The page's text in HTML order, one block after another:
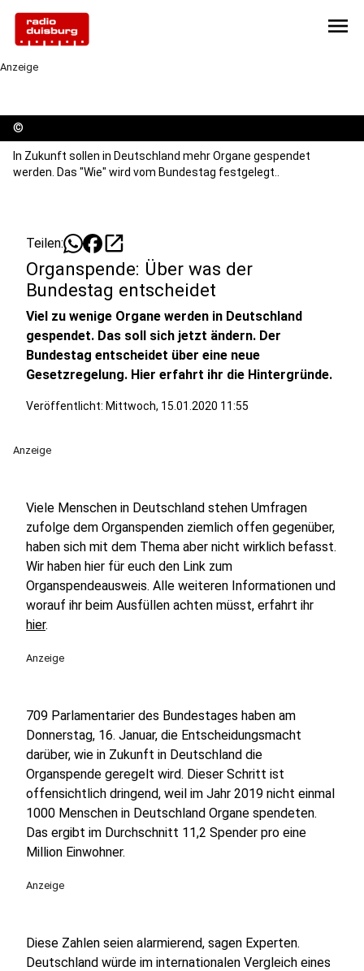
menu
Anzeige
©
In Zukunft sollen in Deutschland mehr Organe gespendet
werden. Das "Wie" wird vom Bundestag festgelegt..
Teilen: open_in_new
Organspende: Über was der
Bundestag entscheidet
Viel zu wenige Organe werden in Deutschland
gespendet. Das soll sich jetzt ändern. Der
Bundestag entscheidet über eine neue
Gesetzregelung. Hier erfahrt ihr die Hintergründe.
Veröffentlicht: Mittwoch, 15.01.2020 11:55
Anzeige
Viele Menschen in Deutschland stehen Umfragen
zufolge dem Organspenden ziemlich offen gegenüber,
haben sich mit dem Thema aber nicht wirklich befasst.
Wir haben hier für euch den Link zum
Organspendeausweis. Alle weiteren Informationen und
worauf ihr beim Ausfüllen achten müsst, erfahrt ihr
hier.
Anzeige
709 Parlamentarier des Bundestages haben am
Donnerstag, 16. Januar, die Entscheidungsmacht
darüber, wie in Zukunft in Deutschland die
Organspende geregelt wird. Dieser Schritt ist
offensichtlich dringend, weil im Jahr 2019 nicht einmal
1000 Menschen in Deutschland Organe spendeten.
Das ergibt im Durchschnitt 11,2 Spender pro eine
Million Einwohner.
Anzeige
Diese Zahlen seien alarmierend, sagen Experten.
Deutschland würde im internationalen Vergleich eines